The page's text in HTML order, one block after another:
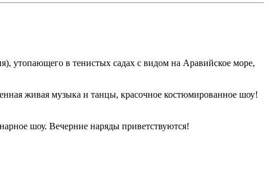
в тенистых садах с видом на Аравийское море,
живая музыка и танцы, красочное костюмированное шоу!
шоу. Вечерние наряды приветствуются!